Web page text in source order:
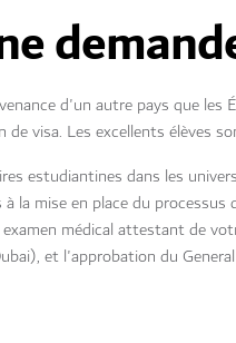
d'un autre pays que les
de visa. Les excellents élèves
estudiantines dans les
à la mise en place du
examen médical attestant de
et l'approbation du